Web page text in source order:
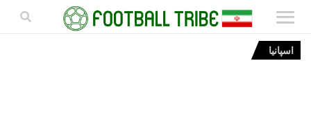
اسپانیا